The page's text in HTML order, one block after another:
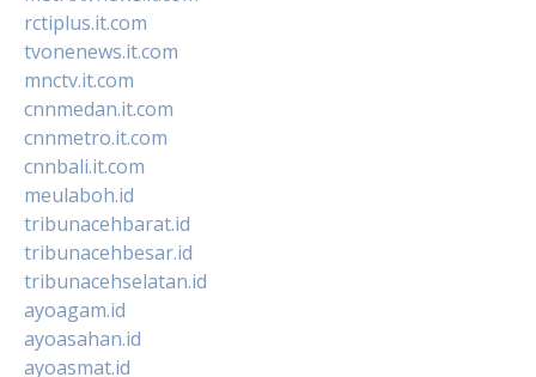
rctiplus.it.com
tvonenews.it.com
mnctv.it.com
cnnmedan.it.com
cnnmetro.it.com
cnnbali.it.com
meulaboh.id
tribunacehbarat.id
tribunacehbesar.id
tribunacehselatan.id
ayoagam.id
ayoasahan.id
ayoasmat.id